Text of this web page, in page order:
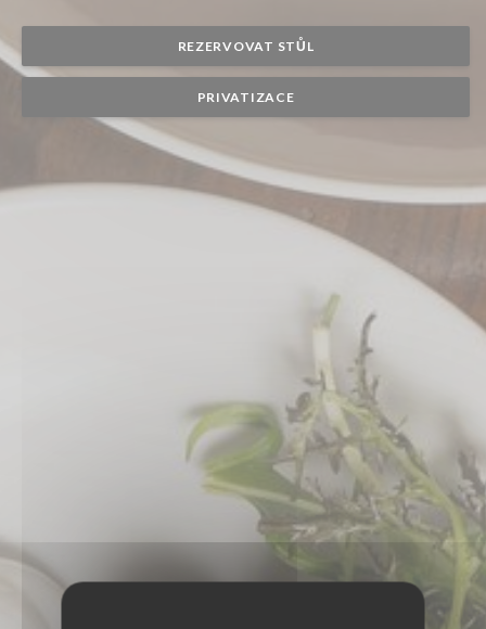
REZERVOVAT STŮL
PRIVATIZACE